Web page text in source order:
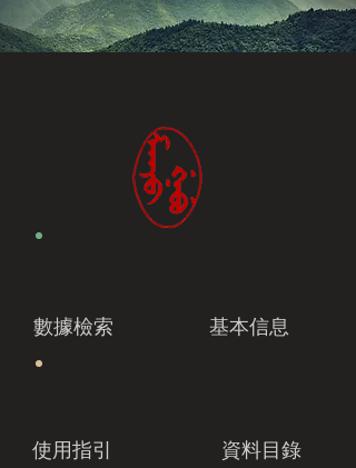
數據檢索 基本信息
使用指引 資料目錄